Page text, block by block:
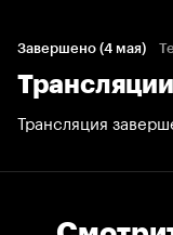
Завершено (4 мая)
Трансляция